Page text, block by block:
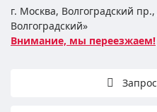
г. Москва, Волгоградский
Волгоградский»
Внимание, мы переезжаем!